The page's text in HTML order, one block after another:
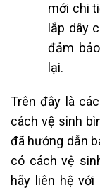
mới chi
lắp dây
đảm
lại.
Trên đây là
cách vệ sinh
đã hướng dẫn
có cách vệ
hãy liên hệ